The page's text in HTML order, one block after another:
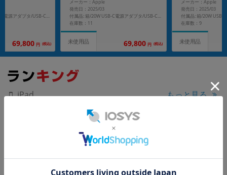
付属品: 箱/20W USB-C電源アダプタ/USB-C充電ケーブル(1m)/マニュアル
69,800 円 (税込)
メーカー：Apple
発売日：2025/03
付属品: 箱/20W USB-C電源アダプタ/USB-C充電ケーブル(1m)/マニュアル
在庫数：11
未使用品 69,800 円 (税込)
メーカー：Apple
発売日：2025/03
在庫数：9
未使用品
iPad もっと見る